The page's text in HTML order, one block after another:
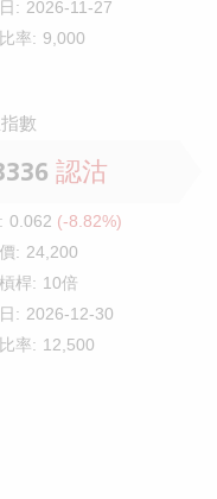
: 2026-11-27
率: 9,000
數
認沽
0.062 (-8.82%)
: 24,200
桿: 10倍
: 2026-12-30
率: 12,500